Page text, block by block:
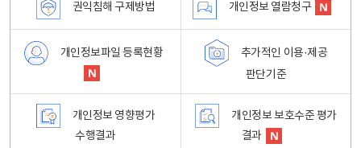
권익침해 구제방법 개인정보 열람청구
개인정보파일 등록현황
추가적인 이용·제공
판단기준
개인정보 영향평가
수행결과
개인정보 보호수준 평가
결과